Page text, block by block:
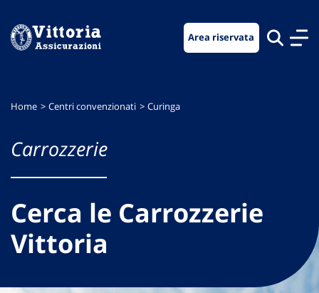
menu
contenuto
footer
Area riservata
Home Centri convenzionati Curinga
Carrozzerie
Cerca le Carrozzerie
Vittoria